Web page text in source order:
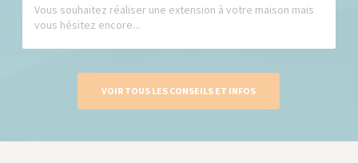
Vous souhaitez réaliser une extension à votre maison mais
vous hésitez encore...
VOIR TOUS LES CONSEILS ET INFOS